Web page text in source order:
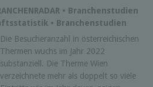
• Branchenstudien
• Branchenstudien
Die Besucheranzahl in österreichischen
Thermen wuchs im Jahr 2022
substanziell. Die Therme Wien
verzeichnete mehr als doppelt so viele